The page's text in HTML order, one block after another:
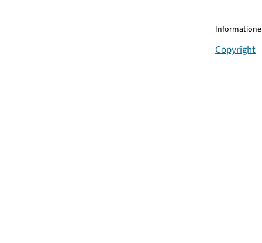
Copyright